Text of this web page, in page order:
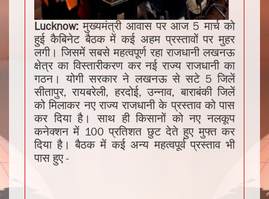
Lucknow: मुख्यमंत्री आवास पर आज 5 मार्च को
हुई कैबिनेट बैठक में कई अहम प्रस्तावों पर मुहर
लगी। जिसमें सबसे महत्वपूर्ण रहा राजधानी लखनऊ
क्षेत्र का विस्तारीकरण कर नई राज्य राजधानी का
गठन। योगी सरकार ने लखनऊ से सटे 5 जिलें
सीतापुर, रायबरेली, हरदोई, उन्नाव, बाराबंकी जिलें
को मिलाकर नए राज्य राजधानी के प्रस्ताव को पास
कर दिया है। साथ ही किसानों को नए नलकूप
कनेक्शन में 100 प्रतिशत छुट देते हुए मुफ्त कर
दिया है। बैठक में कई अन्य महत्वपूर्व प्रस्ताव भी
पास हुए -